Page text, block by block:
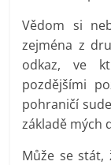
Vědom si
zejména z
odkaz, ve
pozdějšími
pohraničí
základě mých
Může se stát,